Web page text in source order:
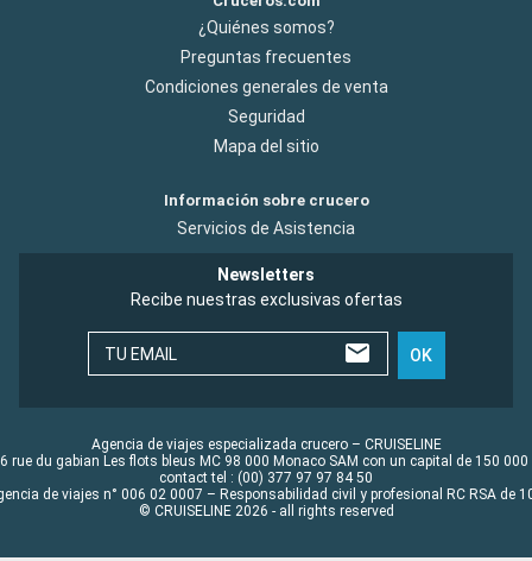
¿Quiénes somos?
Preguntas frecuentes
Condiciones generales de venta
Seguridad
Mapa del sitio
Información sobre crucero
Servicios de Asistencia
Newsletters
Recibe nuestras exclusivas ofertas
TU EMAIL OK
Agencia de viajes especializada crucero – CRUISELINE
rue du gabian Les flots bleus MC 98 000 Monaco SAM con un capital de 150 000
contact tel : (00) 377 97 97 84 50
de viajes n° 006 02 0007 – Responsabilidad civil y profesional RC RSA de
© CRUISELINE 2026 - all rights reserved